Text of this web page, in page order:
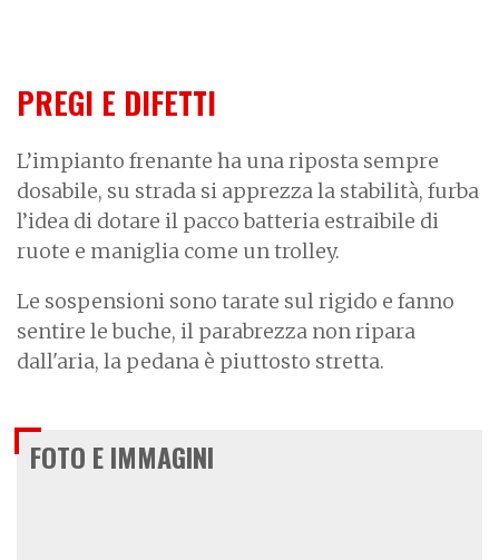
PREGI E DIFETTI
L’impianto frenante ha una riposta sempre
dosabile, su strada si apprezza la stabilità, furba
l’idea di dotare il pacco batteria estraibile di
ruote e maniglia come un trolley.
Le sospensioni sono tarate sul rigido e fanno
sentire le buche, il parabrezza non ripara
dall'aria, la pedana è piuttosto stretta.
FOTO E IMMAGINI